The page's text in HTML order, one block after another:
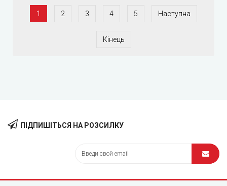
1 2 3 4 5 Наступна
Кінець
ПІДПИШІТЬСЯ НА РОЗСИЛКУ